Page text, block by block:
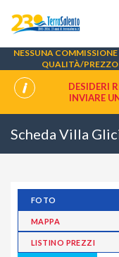
NESSUNA
QUALITÀ/PREZZO
DESIDERI
INVIARE
Scheda Villa
FOTO
MAPPA
LISTINO PREZZI